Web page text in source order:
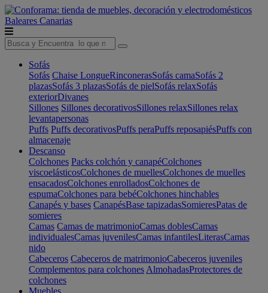
Baleares Canarias
Sofás
Sofás Chaise LongueRinconerasSofás camaSofás 2
plazasSofás 3 plazasSofás de pielSofás relaxSofás
exteriorDivanes
Sillones Sillones decorativosSillones relaxSillones relax
levantapersonas
Puffs Puffs decorativosPuffs peraPuffs reposapiésPuffs con
almacenaje
Descanso
Colchones Packs colchón y canapéColchones
viscoelásticosColchones de muellesColchones de muelles
ensacadosColchones enrolladosColchones de
espumaColchones para bebéColchones hinchables
Canapés y bases CanapésBase tapizadasSomieresPatas de
somieres
Camas Camas de matrimonioCamas doblesCamas
individualesCamas juvenilesCamas infantilesLiterasCamas
nido
Cabeceros Cabeceros de matrimonioCabeceros juveniles
Complementos para colchones AlmohadasProtectores de
colchones
Muebles